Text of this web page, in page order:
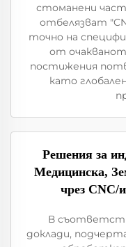
стоманени
отбелязват
точно на
от
постижения
като
Решения за
Медицинска,
чрез CNC/
В
доклади,